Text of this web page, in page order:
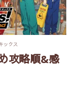
ックス
攻略順&感